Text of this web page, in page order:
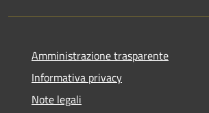
Amministrazione trasparente
Informativa privacy
Note legali